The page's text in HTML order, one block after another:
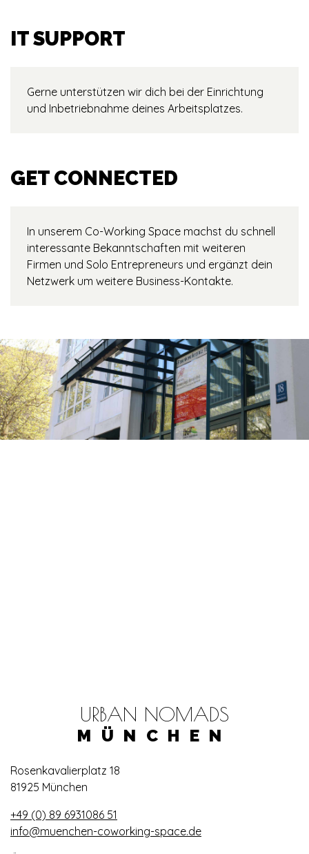
IT SUPPORT
Gerne unterstützen wir dich bei der Einrichtung
und Inbetriebnahme deines Arbeitsplatzes.
GET CONNECTED
In unserem Co-Working Space machst du schnell
interessante Bekanntschaften mit weiteren
Firmen und Solo Entrepreneurs und ergänzt dein
Netzwerk um weitere Business-Kontakte.
URBAN NOMADS
MÜNCHEN
Rosenkavalierplatz 18
81925 München
+49 (0) 89 6931086 51
info@muenchen-coworking-space.de